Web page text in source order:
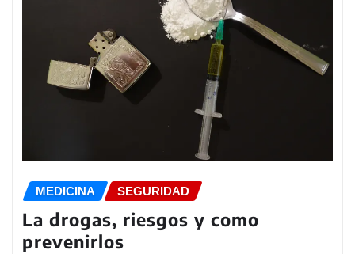
MEDICINA SEGURIDAD
La drogas, riesgos y como
prevenirlos